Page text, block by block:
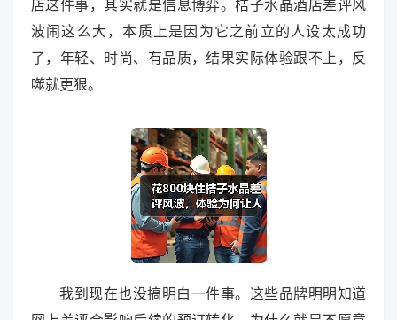
店这件事，其实就是信息博弈。桔子水晶酒店差评风
波闹这么大，本质上是因为它之前立的人设太成功
了，年轻、时尚、有品质，结果实际体验跟不上，反
噬就更狠。
我到现在也没搞明白一件事。这些品牌明明知道